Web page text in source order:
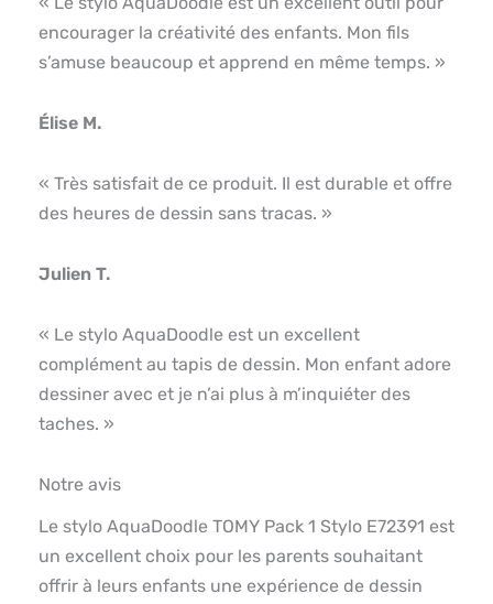
encourager la créativité des enfants. Mon fils
s’amuse beaucoup et apprend en même temps. »
Élise M.
« Très satisfait de ce produit. Il est durable et offre
des heures de dessin sans tracas. »
Julien T.
« Le stylo AquaDoodle est un excellent
complément au tapis de dessin. Mon enfant adore
dessiner avec et je n’ai plus à m’inquiéter des
taches. »
Notre avis
Le stylo AquaDoodle TOMY Pack 1 Stylo E72391 est
un excellent choix pour les parents souhaitant
offrir à leurs enfants une expérience de dessin